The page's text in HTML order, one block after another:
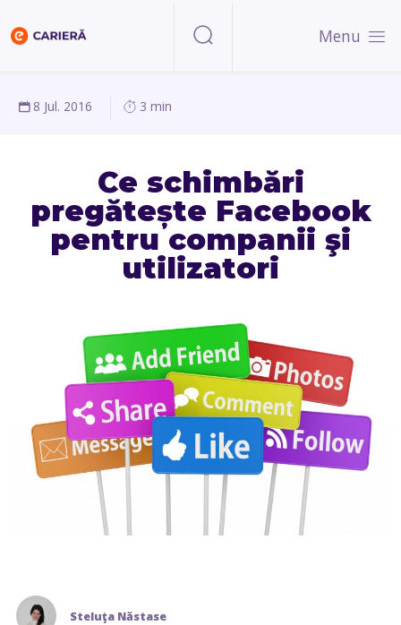
Menu
8 Jul. 2016 3 min
Ce schimbări
pregătește Facebook
pentru companii şi
utilizatori
Steluţa Năstase